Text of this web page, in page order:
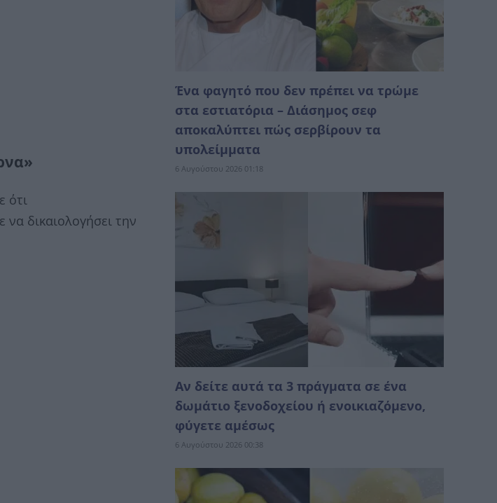
ότι
να δικαιολογήσει την
Ένα φαγητό που δεν πρέπει να τρώμε
στα εστιατόρια – Διάσημος σεφ
αποκαλύπτει πώς σερβίρουν τα
υπολείμματα
6 Αυγούστου 2026 01:18
Αν δείτε αυτά τα 3 πράγματα σε ένα
δωμάτιο ξενοδοχείου ή ενοικιαζόμενο,
φύγετε αμέσως
6 Αυγούστου 2026 00:38